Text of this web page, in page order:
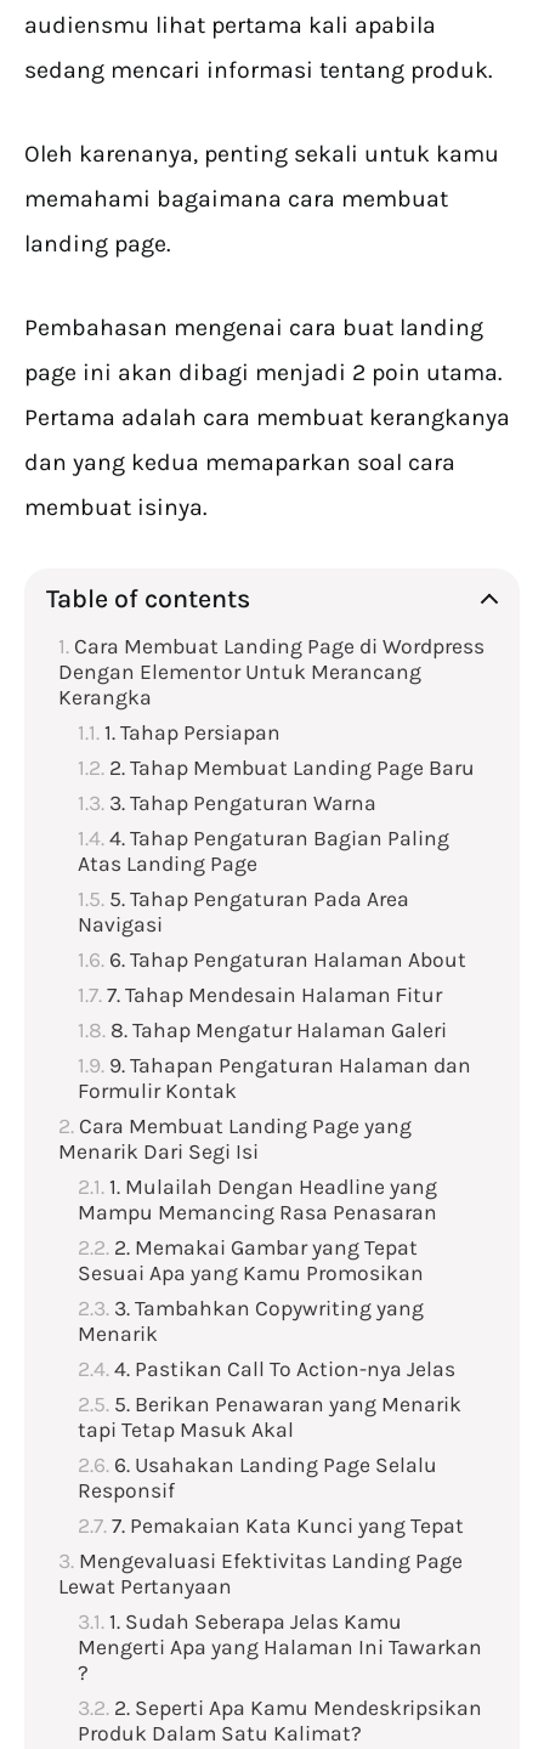
audiensmu lihat pertama kali apabila
sedang mencari informasi tentang produk.
Oleh karenanya, penting sekali untuk kamu
memahami bagaimana cara membuat
landing page.
Pembahasan mengenai cara buat landing
page ini akan dibagi menjadi 2 poin utama.
Pertama adalah cara membuat kerangkanya
dan yang kedua memaparkan soal cara
membuat isinya.
Table of contents
Cara Membuat Landing Page di Wordpress
Dengan Elementor Untuk Merancang
Kerangka
1. Tahap Persiapan
2. Tahap Membuat Landing Page Baru
3. Tahap Pengaturan Warna
4. Tahap Pengaturan Bagian Paling
Atas Landing Page
5. Tahap Pengaturan Pada Area
Navigasi
6. Tahap Pengaturan Halaman About
7. Tahap Mendesain Halaman Fitur
8. Tahap Mengatur Halaman Galeri
9. Tahapan Pengaturan Halaman dan
Formulir Kontak
Cara Membuat Landing Page yang
Menarik Dari Segi Isi
1. Mulailah Dengan Headline yang
Mampu Memancing Rasa Penasaran
2. Memakai Gambar yang Tepat
Sesuai Apa yang Kamu Promosikan
3. Tambahkan Copywriting yang
Menarik
4. Pastikan Call To Action-nya Jelas
5. Berikan Penawaran yang Menarik
tapi Tetap Masuk Akal
6. Usahakan Landing Page Selalu
Responsif
7. Pemakaian Kata Kunci yang Tepat
Mengevaluasi Efektivitas Landing Page
Lewat Pertanyaan
1. Sudah Seberapa Jelas Kamu
Mengerti Apa yang Halaman Ini Tawarkan
?
2. Seperti Apa Kamu Mendeskripsikan
Produk Dalam Satu Kalimat?